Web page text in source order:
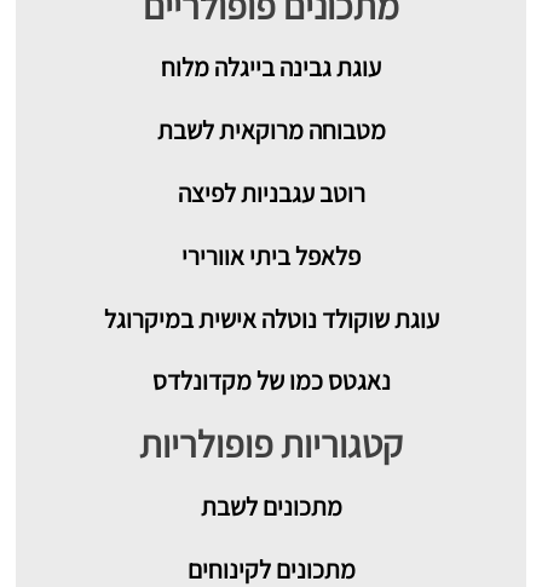
עוגת גבינה בייגלה מלוח
מטבוחה מרוקאית לשבת
רוטב עגבניות לפיצה
פלאפל ביתי אוורירי
עוגת שוקולד נוטלה אישית במיקרוגל
נאגטס כמו של מקדונלדס
קטגוריות פופולריות
מתכוניםלשבת
מתכונים לקינוחים